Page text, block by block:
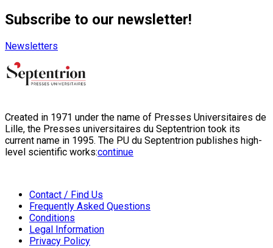
Subscribe to our newsletter!
Newsletters
Created in 1971 under the name of Presses Universitaires de
Lille, the Presses universitaires du Septentrion took its
current name in 1995. The PU du Septentrion publishes high-
level scientific works:continue
Contact / Find Us
Frequently Asked Questions
Conditions
Legal Information
Privacy Policy